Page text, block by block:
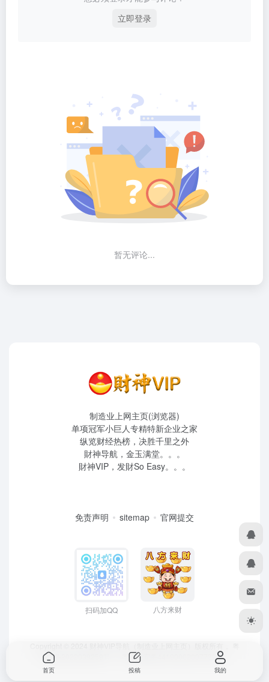
立即登录
暂无评论...
制造业上网主页(浏览器)
单项冠军小巨人专精特新企业之家
纵览财经热榜，决胜千里之外
財神导航，金玉满堂。。。
財神VIP，发財So Easy。。。
免责声明 sitemap 官网提交
扫码加QQ 八方来财
ICP备2022039259号
、 粤公网安备44190002007732号
首页 投稿 我的